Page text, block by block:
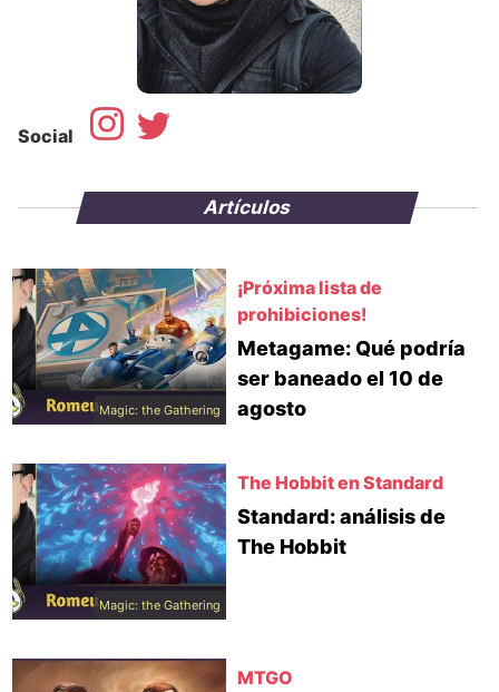
Social
Artículos
Magic: the Gathering
¡Próxima lista de
prohibiciones!
Metagame: Qué podría
ser baneado el 10 de
agosto
Magic: the Gathering
The Hobbit en Standard
Standard: análisis de
The Hobbit
MTGO